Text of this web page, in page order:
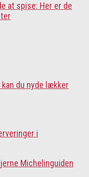
at spise: Her er de
du nyde lækker
i